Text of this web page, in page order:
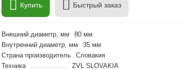
Купить Быстрый заказ
Внешний диаметр, мм
80 мм
Внутренний диаметр, мм
35 мм
Страна производитель
Словакия
Техника
ZVL SLOVAKIA